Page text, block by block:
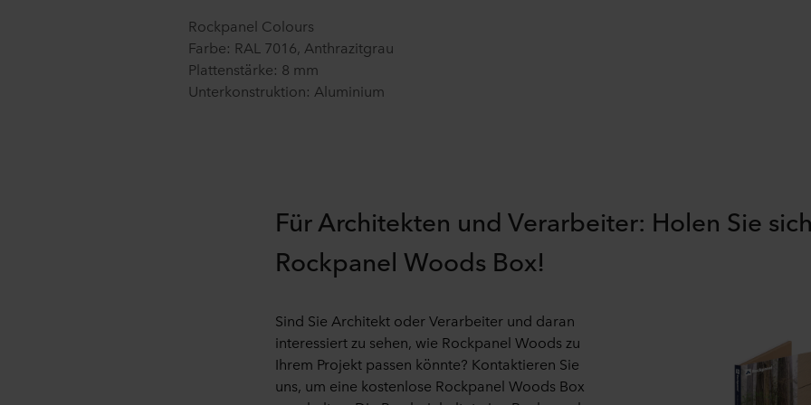
Rockpanel Colours
Farbe: RAL 7016, Anthrazitgrau
Plattenstärke: 8 mm
Unterkonstruktion: Aluminium
Für Architekten und Verarbeiter: Holen Sie
Rockpanel Woods Box!
Sind Sie Architekt oderVerarbeiter und daran
interessiert zu sehen, wie Rockpanel Woods zu
Ihrem Projekt passen könnte? Kontaktieren Sie
uns, um eine kostenlose Rockpanel Woods Box